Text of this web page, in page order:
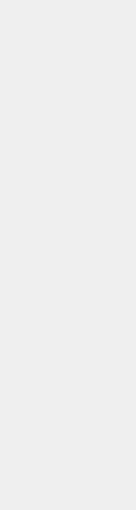
önceki güne
alıcılar lehine
gün ilk 5 kurum
idi.
Vade)